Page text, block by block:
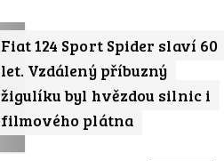
Fiat 124 Sport Spider slaví 60
let. Vzdálený příbuzný
žigulíku byl hvězdou silnic i
filmového plátna